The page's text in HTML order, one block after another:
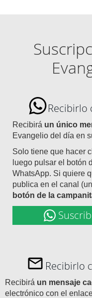
Recibirlo
Recibirá un único
Evangelio del día en
Solo tiene que hacer
luego pulsar el botón
WhatsApp. Si quiere
publica en el canal
botón de la
Recibirlo
Recibirá un mensaje
electrónico con el